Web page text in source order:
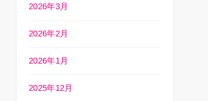
2026年3月
2026年2月
2026年1月
2025年12月